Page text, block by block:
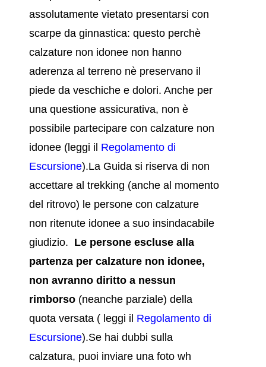
assolutamente vietato presentarsi con
scarpe da ginnastica: questo perchè
calzature non idonee non hanno
aderenza al terreno nè preservano il
piede da veschiche e dolori. Anche per
una questione assicurativa, non è
possibile partecipare con calzature non
idonee (leggi il Regolamento di
Escursione).La Guida si riserva di non
accettare al trekking (anche al momento
del ritrovo) le persone con calzature
non ritenute idonee a suo insindacabile
giudizio. Le persone escluse alla
partenza per calzature non idonee,
non avranno diritto a nessun
rimborso (neanche parziale) della
quota versata ( leggi il Regolamento di
Escursione).Se hai dubbi sulla
calzatura, puoi inviare una foto wh